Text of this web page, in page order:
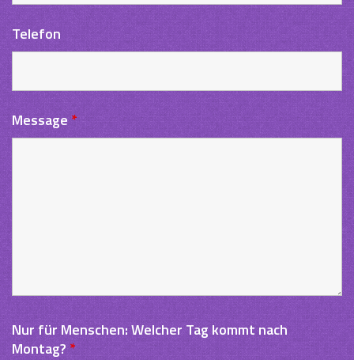
Telefon
Message *
Nur für Menschen: Welcher Tag kommt nach
Montag? *